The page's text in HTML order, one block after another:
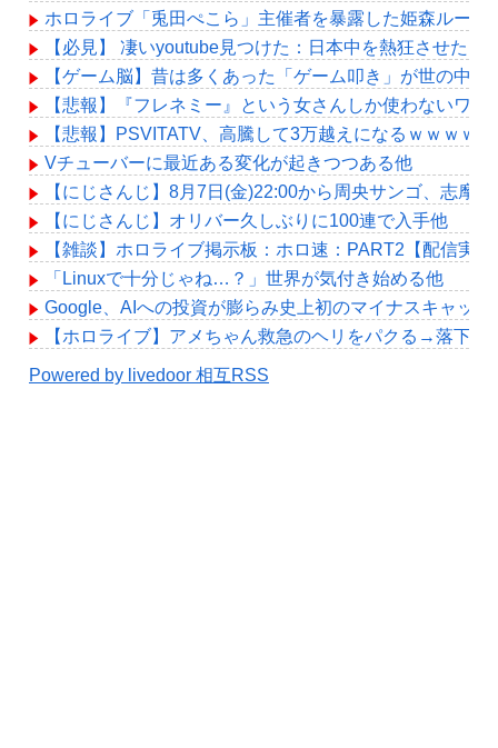
ホロライブ「兎田ぺこら」主催者を暴露した姫森ルー
【必見】 凄いyoutube見つけた：日本中を熱狂させた
【ゲーム脳】昔は多くあった「ゲーム叩き」が世の中
【悲報】『フレネミー』という女さんしか使わないワ
【悲報】PSVITATV、高騰して3万越えになるｗｗｗｗ
Vチューバーに最近ある変化が起きつつある他
【にじさんじ】8月7日(金)22:00から周央サンゴ、志摩
【にじさんじ】オリバー久しぶりに100連で入手他
【雑談】ホロライブ掲示板：ホロ速：PART2【配信実
「Linuxで十分じゃね…？」世界が気付き始める他
Google、AIへの投資が膨らみ史上初のマイナスキャッ
【ホロライブ】アメちゃん救急のヘリをパクる→落下【
Powered by livedoor 相互RSS